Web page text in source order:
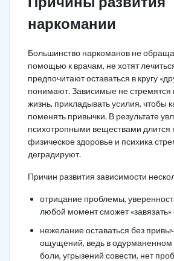
наркомании
Большинство наркоманов не
помощью к врачам, не хотят
предпочитают оставаться в кругу
понимают. Зависимые не стремятся
жизнь, прикладывать усилия, чтобы
поменять привычки. В результате
психотропными веществами длится
физическое здоровье и психика
деградируют.
Причин развития зависимости
отрицание проблемы,
любой момент сможет
нежелание оставаться без
ощущений, ведь в одурманенном
боли, угрызений совести, нет